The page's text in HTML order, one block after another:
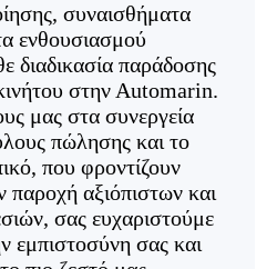
συναισθήματα
ενθουσιασμού
διαδικασία παράδοσης
στην Αutomarin.
μας στα συνεργεία
πώλησης και το
που φροντίζουν
παροχή αξιόπιστων και
σας ευχαριστούμε
εμπιστοσύνη σας και